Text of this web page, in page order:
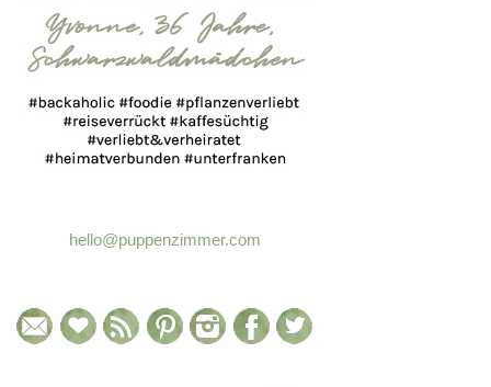
hello@puppenzimmer.com